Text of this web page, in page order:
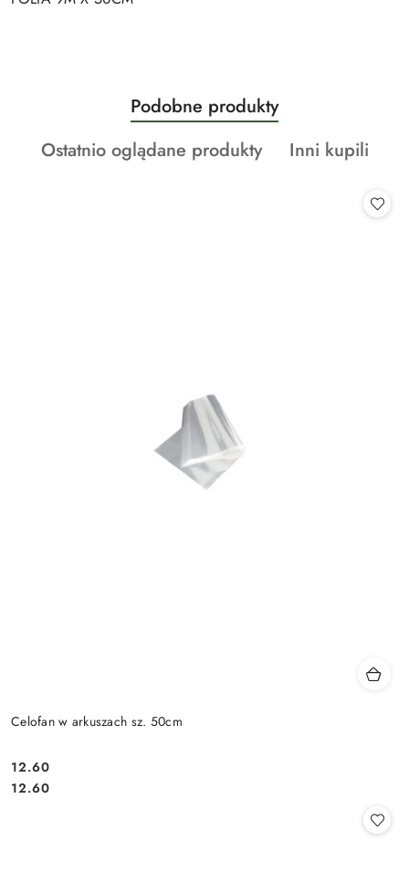
Pomiń karuzelę produktów
Produkty
o
statusie:
Podobne produkty
Produkty
Ostatnio oglądane produkty
Produkty
Inni kupili
Celofan w arkuszach sz. 50cm
Cena:
12.60
Cena:
12.60